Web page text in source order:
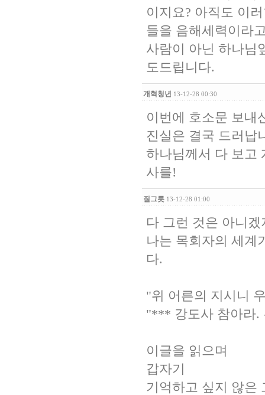
이지요? 아직도 이
들을 음해세력이라
사람이 아닌 하나님
도드립니다.
개혁청년 13-12-28 00:30
이번에 호소문 보내
진실은 결국 드러납
하나님께서 다 보고
사를!
질그릇 13-12-28 01:00
다 그런 것은 아니겠
나는 목회자의 세계
다.
"위 어른의 지시니
"*** 강도사 참아라.
이글을 읽으며
갑자기
기억하고 싶지 않은